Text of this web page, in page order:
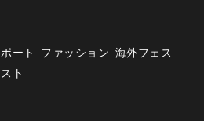
ート ファッション 海外フェス
ト